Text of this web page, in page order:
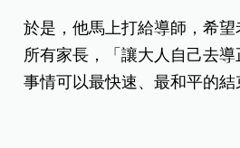
於是，他馬上打給導師，希
所有家長，「讓大人自己去
事情可以最快速、最和平的結